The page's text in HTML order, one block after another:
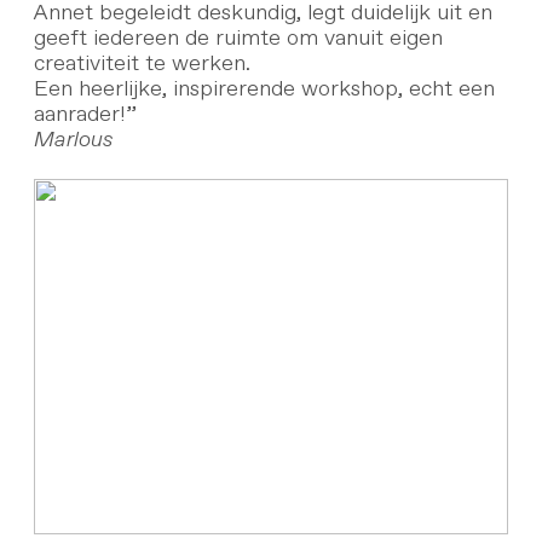
Annet begeleidt deskundig, legt duidelijk uit en
geeft iedereen de ruimte om vanuit eigen
creativiteit te werken.
Een heerlijke, inspirerende workshop, echt een
aanrader!”
Marlous